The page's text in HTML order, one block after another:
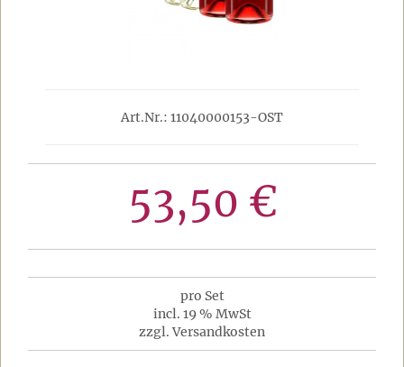
Art.Nr.: 11040000153-OST
53,50 €
pro Set
incl. 19 % MwSt
zzgl. Versandkosten